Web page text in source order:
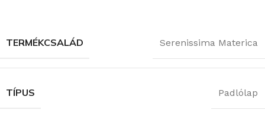
TERMÉKCSALÁD Serenissima Materica
TÍPUS Padlólap